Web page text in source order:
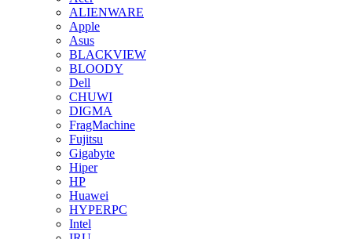
ALIENWARE
Apple
Asus
BLACKVIEW
BLOODY
Dell
CHUWI
DIGMA
FragMachine
Fujitsu
Gigabyte
Hiper
HP
Huawei
HYPERPC
Intel